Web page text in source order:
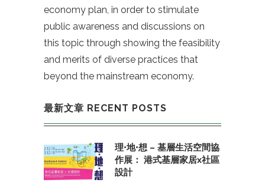
economy plan, in order to stimulate
public awareness and discussions on
this topic through showing the feasibility
and merits of diverse practices that
beyond the mainstream economy.
最新文章 RECENT POSTS
理•地•想 – 基層生活空間協
作展： 港式基層家居x社區
設計